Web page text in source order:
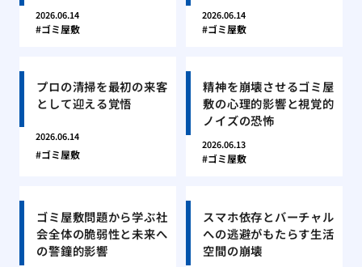
2026.06.14
ゴミ屋敷
2026.06.14
ゴミ屋敷
プロの清掃を最初の来客
として迎える覚悟
2026.06.14
ゴミ屋敷
精神を崩壊させるゴミ屋
敷の心理的影響と視覚的
ノイズの恐怖
2026.06.13
ゴミ屋敷
ゴミ屋敷問題から学ぶ社
会全体の脆弱性と未来へ
の警鐘的影響
スマホ依存とバーチャル
への逃避がもたらす生活
空間の崩壊